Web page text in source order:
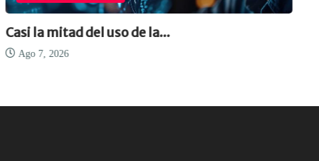
Casi la mitad del uso de la...
Ago 7, 2026